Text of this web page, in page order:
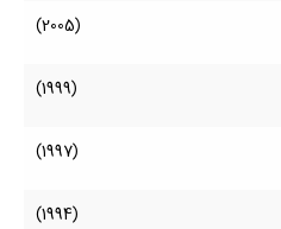
(2005)
(1999)
(1997)
(1994)